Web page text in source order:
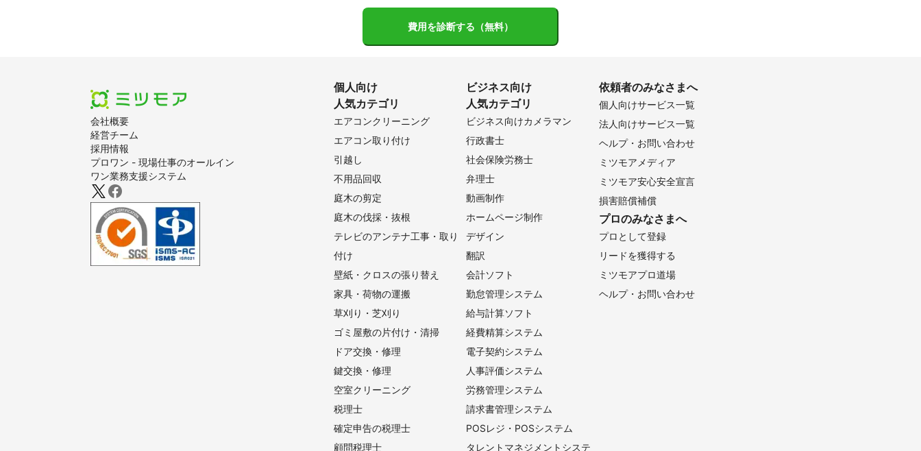
費用を診断する（無料）
会社概要
経営チーム
採用情報
プロワン - 現場仕事のオールイン
ワン業務支援システム
個人向け
人気カテゴリ
エアコンクリーニング
エアコン取り付け
引越し
不用品回収
庭木の剪定
庭木の伐採・抜根
テレビのアンテナ工事・取り
付け
壁紙・クロスの張り替え
家具・荷物の運搬
草刈り・芝刈り
ゴミ屋敷の片付け・清掃
ドア交換・修理
鍵交換・修理
空室クリーニング
税理士
確定申告の税理士
顧問税理士
ビジネス向け
人気カテゴリ
ビジネス向けカメラマン
行政書士
社会保険労務士
弁理士
動画制作
ホームページ制作
デザイン
翻訳
会計ソフト
勤怠管理システム
給与計算ソフト
経費精算システム
電子契約システム
人事評価システム
労務管理システム
請求書管理システム
POSレジ・POSシステム
タレントマネジメントシステ
依頼者のみなさまへ
個人向けサービス一覧
法人向けサービス一覧
ヘルプ・お問い合わせ
ミツモアメディア
ミツモア安心安全宣言
損害賠償補償
プロのみなさまへ
プロとして登録
リードを獲得する
ミツモアプロ道場
ヘルプ・お問い合わせ